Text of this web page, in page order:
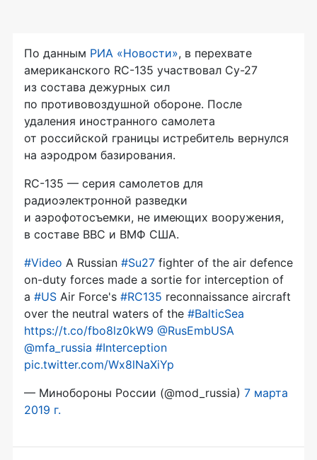
По данным РИА «Новости», в перехвате
американского RC-135 участвовал Су-27
из состава дежурных сил
по противовоздушной обороне. После
удаления иностранного самолета
от российской границы истребитель вернулся
на аэродром базирования.
RC-135 — серия самолетов для
радиоэлектронной разведки
и аэрофотосъемки, не имеющих вооружения,
в составе ВВС и ВМФ США.
#Video A Russian #Su27 fighter of the air defence
on-duty forces made a sortie for interception of
a #US Air Force's #RC135 reconnaissance aircraft
over the neutral waters of the #BalticSea
https://t.co/fbo8lz0kW9 @RusEmbUSA
@mfa_russia #Interception
pic.twitter.com/Wx8lNaXiYp
— Минобороны России (@mod_russia) 7 марта
2019 г.